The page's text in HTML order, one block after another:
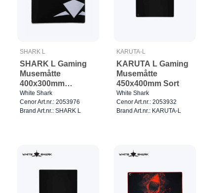
SHARK L
SHARK L Gaming
Musemåtte
400x300mm
Sort/Hvid
White Shark
Cenor Art.nr.: 2053976
Brand Art.nr.: SHARK L
KARUTA-L
KARUTA L Gaming
Musemåtte
450x400mm Sort
White Shark
Cenor Art.nr.: 2053932
Brand Art.nr.: KARUTA-L